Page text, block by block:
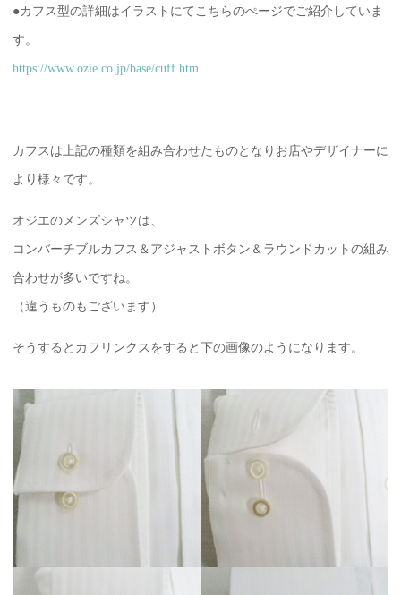
●カフス型の詳細はイラストにてこちらのぺージでご紹介していま
す。
https://www.ozie.co.jp/base/cuff.htm
カフスは上記の種類を組み合わせたものとなりお店やデザイナーに
より様々です。
オジエのメンズシャツは、
コンバーチブルカフス＆アジャストボタン＆ラウンドカットの組み
合わせが多いですね。
（違うものもございます）
そうするとカフリンクスをすると下の画像のようになります。